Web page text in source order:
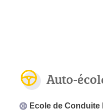
Auto-
Ecole de Conduite